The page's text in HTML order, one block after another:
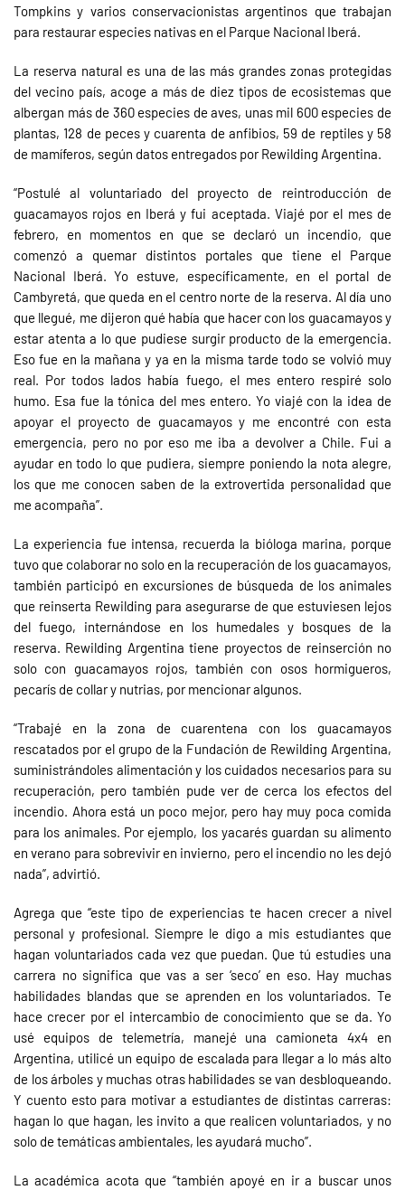
Tompkins y varios conservacionistas argentinos que trabajan
para restaurar especies nativas en el Parque Nacional Iberá.
La reserva natural es una de las más grandes zonas protegidas
del vecino país, acoge a más de diez tipos de ecosistemas que
albergan más de 360 especies de aves, unas mil 600 especies de
plantas, 128 de peces y cuarenta de anfibios, 59 de reptiles y 58
de mamíferos, según datos entregados por Rewilding Argentina.
“Postulé al voluntariado del proyecto de reintroducción de
guacamayos rojos en Iberá y fui aceptada. Viajé por el mes de
febrero, en momentos en que se declaró un incendio, que
comenzó a quemar distintos portales que tiene el Parque
Nacional Iberá. Yo estuve, específicamente, en el portal de
Cambyretá, que queda en el centro norte de la reserva. Al día uno
que llegué, me dijeron qué había que hacer con los guacamayos y
estar atenta a lo que pudiese surgir producto de la emergencia.
Eso fue en la mañana y ya en la misma tarde todo se volvió muy
real. Por todos lados había fuego, el mes entero respiré solo
humo. Esa fue la tónica del mes entero. Yo viajé con la idea de
apoyar el proyecto de guacamayos y me encontré con esta
emergencia, pero no por eso me iba a devolver a Chile. Fui a
ayudar en todo lo que pudiera, siempre poniendo la nota alegre,
los que me conocen saben de la extrovertida personalidad que
me acompaña”.
La experiencia fue intensa, recuerda la bióloga marina, porque
tuvo que colaborar no solo en la recuperación de los guacamayos,
también participó en excursiones de búsqueda de los animales
que reinserta Rewilding para asegurarse de que estuviesen lejos
del fuego, internándose en los humedales y bosques de la
reserva. Rewilding Argentina tiene proyectos de reinserción no
solo con guacamayos rojos, también con osos hormigueros,
pecarís de collar y nutrias, por mencionar algunos.
“Trabajé en la zona de cuarentena con los guacamayos
rescatados por el grupo de la Fundación de Rewilding Argentina,
suministrándoles alimentación y los cuidados necesarios para su
recuperación, pero también pude ver de cerca los efectos del
incendio. Ahora está un poco mejor, pero hay muy poca comida
para los animales. Por ejemplo, los yacarés guardan su alimento
en verano para sobrevivir en invierno, pero el incendio no les dejó
nada”, advirtió.
Agrega que “este tipo de experiencias te hacen crecer a nivel
personal y profesional. Siempre le digo a mis estudiantes que
hagan voluntariados cada vez que puedan. Que tú estudies una
carrera no significa que vas a ser ‘seco’ en eso. Hay muchas
habilidades blandas que se aprenden en los voluntariados. Te
hace crecer por el intercambio de conocimiento que se da. Yo
usé equipos de telemetría, manejé una camioneta 4x4 en
Argentina, utilicé un equipo de escalada para llegar a lo más alto
de los árboles y muchas otras habilidades se van desbloqueando.
Y cuento esto para motivar a estudiantes de distintas carreras:
hagan lo que hagan, les invito a que realicen voluntariados, y no
solo de temáticas ambientales, les ayudará mucho”.
La académica acota que “también apoyé en ir a buscar unos